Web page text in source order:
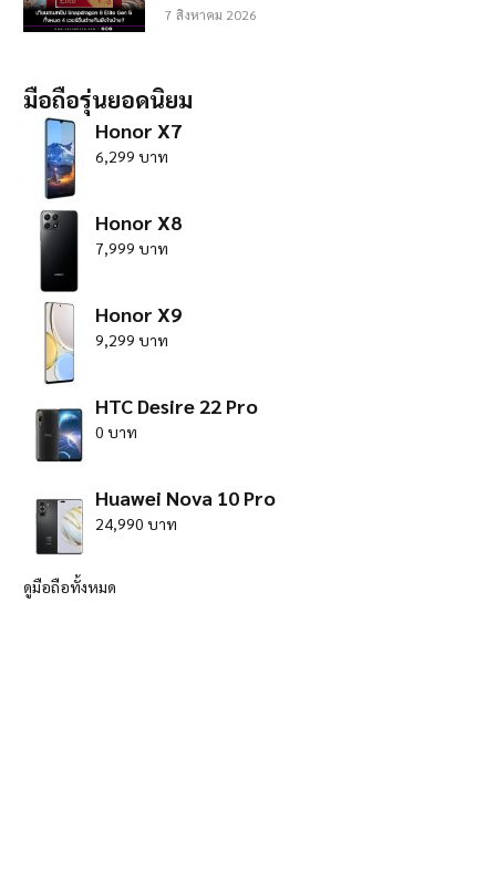
7 สิงหาคม 2026
มือถือรุ่นยอดนิยม
Honor X7
6,299 บาท
Honor X8
7,999 บาท
Honor X9
9,299 บาท
HTC Desire 22 Pro
0 บาท
Huawei Nova 10 Pro
24,990 บาท
ดูมือถือทั้งหมด